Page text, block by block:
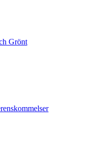
Grönt